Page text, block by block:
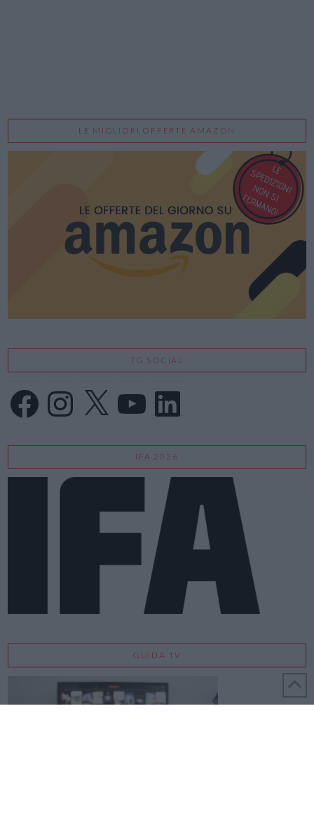
LE MIGLIORI OFFERTE AMAZON
TG SOCIAL
FacebookInstagram
X LinkedIn
IFA 2026
GUIDA TV